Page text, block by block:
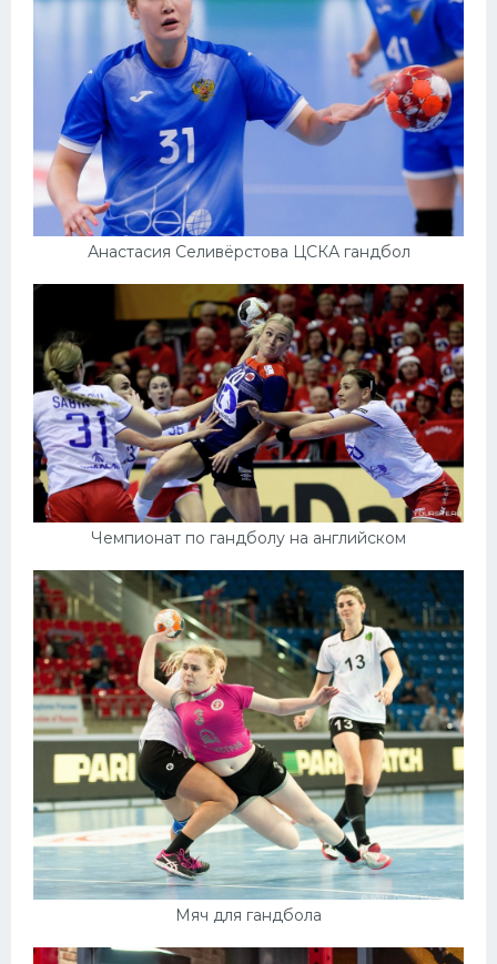
Анастасия Селивёрстова ЦСКА гандбол
Чемпионат по гандболу на английском
Мяч для гандбола